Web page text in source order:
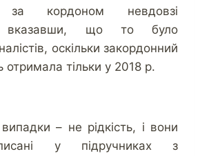
за кордоном невдовзі
вказавши, що то було
оскільки закордонний
отримала тільки у 2018 р.
– не рідкість, і вони
у підручниках з